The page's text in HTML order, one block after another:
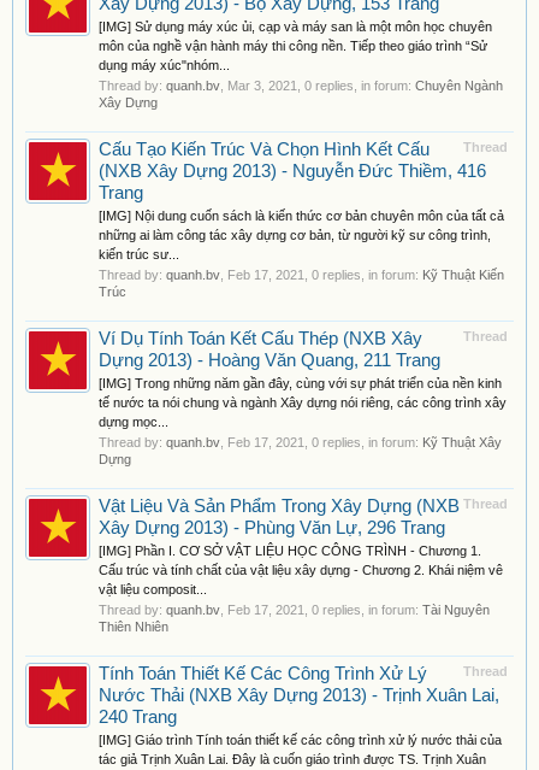
[IMG] Sử dụng máy xúc ủi, cạp và máy san là một môn học chuyên
môn của nghề vận hành máy thi công nền. Tiếp theo giáo trình “Sử
dụng máy xúc"nhóm...
Thread by: quanh.bv Mar 3, 2021 , 0 replies, in forum: Chuyên Ngành
Xây Dựng
Thread
Cấu Tạo Kiến Trúc Và Chọn Hình Kết Cấu
(NXB Xây Dựng 2013) - Nguyễn Đức Thiềm, 416
Trang
[IMG] Nội dung cuốn sách là kiến thức cơ bản chuyên môn của tất cả
những ai làm công tác xây dựng cơ bản, từ người kỹ sư công trình,
kiến trúc sư...
Thread by: quanh.bv Feb 17, 2021 , 0 replies, in forum: Kỹ Thuật Kiến
Trúc
Thread
Ví Dụ Tính Toán Kết Cấu Thép (NXB Xây
Dựng 2013) - Hoàng Văn Quang, 211 Trang
[IMG] Trong những năm gần đây, cùng với sự phát triển của nền kinh
tế nước ta nói chung và ngành Xây dựng nói riêng, các công trình xây
dựng mọc...
Thread by: quanh.bv Feb 17, 2021 , 0 replies, in forum: Kỹ Thuật Xây
Dựng
Thread
Vật Liệu Và Sản Phẩm Trong Xây Dựng (NXB
Xây Dựng 2013) - Phùng Văn Lự, 296 Trang
[IMG] Phần I. CƠ SỞ VẬT LIỆU HỌC CÔNG TRÌNH - Chương 1.
Cấu trúc và tính chất của vật liệu xây dựng - Chương 2. Khái niệm vê
vật liệu composit...
Thread by: quanh.bv Feb 17, 2021 , 0 replies, in forum: Tài Nguyên
Thiên Nhiên
Thread
Tính Toán Thiết Kế Các Công Trình Xử Lý
Nước Thải (NXB Xây Dựng 2013) - Trịnh Xuân Lai,
240 Trang
[IMG] Giáo trình Tính toán thiết kế các công trình xử lý nước thải của
tác giả Trịnh Xuân Lai. Đây là cuốn giáo trình được TS. Trịnh Xuân